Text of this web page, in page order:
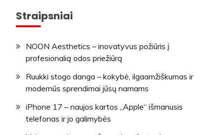
Straipsniai
NOON Aesthetics – inovatyvus požiūris į
profesionalią odos priežiūrą
Ruukki stogo danga – kokybė, ilgaamžiškumas ir
modernūs sprendimai jūsų namams
iPhone 17 – naujos kartos „Apple“ išmanusis
telefonas ir jo galimybės